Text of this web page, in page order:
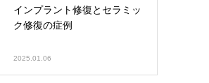
インプラント修復とセラミッ
ク修復の症例
2025.01.06